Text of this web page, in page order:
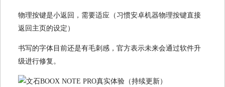
物理按键是小返回，需要适应（习惯安卓机器物理按键直接
返回主页的设定）
书写的字体目前还是有毛刺感，官方表示未来会通过软件升
级进行修复。